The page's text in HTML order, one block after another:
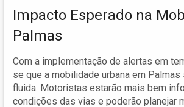
Impacto Esperado na
Palmas
Com a implementação de alertas em
se que a mobilidade urbana em
fluida. Motoristas estarão mais bem
condições das vias e poderão planejar